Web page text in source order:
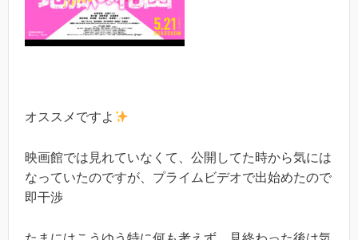
オススメですよ
映画館では見れていなくて、公開してた時から気には
なっていたのですが、プライムビデオで出始めたので
即干渉